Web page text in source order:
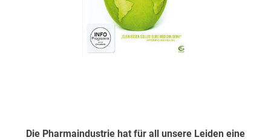
Die Pharmaindustrie hat für all unsere Leiden eine